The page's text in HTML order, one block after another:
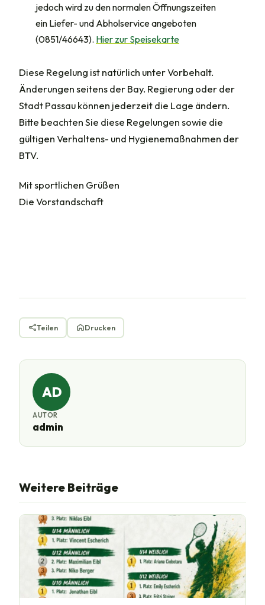
jedoch wird zu den normalen Öffnungszeiten
ein Liefer- und Abholservice angeboten
(0851/46643). Hier zur Speisekarte
Diese Regelung ist natürlich unter Vorbehalt.
Änderungen seitens der Bay. Regierung oder der
Stadt Passau können jederzeit die Lage ändern.
Bitte beachten Sie diese Regelungen sowie die
gültigen Verhaltens- und Hygienemaßnahmen der
BTV.
Mit sportlichen Grüßen
Die Vorstandschaft
Teilen Drucken
AD
AUTOR
admin
Weitere Beiträge